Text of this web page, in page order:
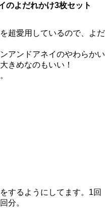
のよだれかけ3枚セット
超愛用しているので、よだ
アンドアネイのやわらかい
きめなのもいい！
するようにしてます。1回
分。